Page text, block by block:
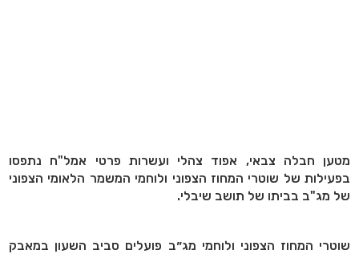
מטען חבלה צבאי, אפוד צהלי ועשרות פרטי אמל"ח נתפסו
בפעילות של שוטרי המחוז הצפוני ולוחמי המשמר הלאומי הצפוני
של מג"ב בביתו של תושב שיבלי.
שוטרי המחוז הצפוני ולוחמי מג״ב פועלים סביב השעון במאבק